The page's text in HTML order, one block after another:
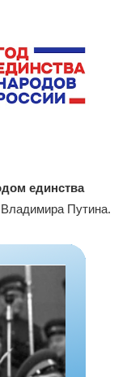
единства
Путина.